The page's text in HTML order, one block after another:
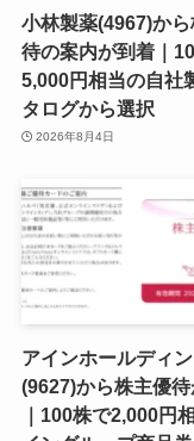
小林製薬(4967)か
待の案内が到着｜
5,000円相当の自社
タログから選択
2026年8月4日
アインホールディ
(9627)から株主優
｜100株で2,000円